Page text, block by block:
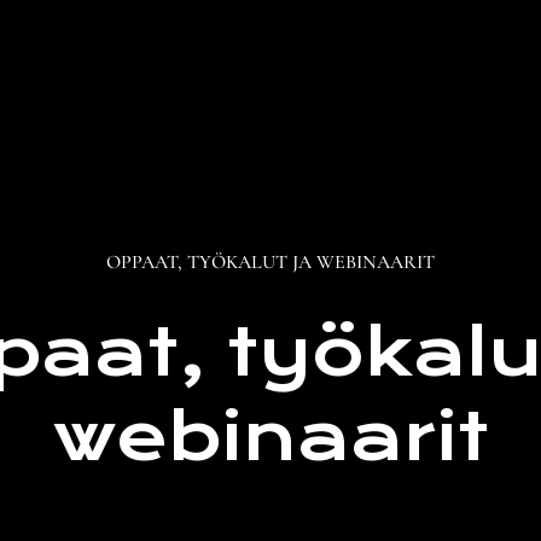
OPPAAT, TYÖKALUT JA WEBINAARIT
webinaarit